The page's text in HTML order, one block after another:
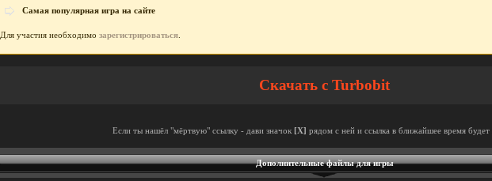
Самая популярная игра на сайте
Для участия необходимо зарегистрироваться
Скачать с Turbobit
Если ты нашёл "мёртвую" ссылку - дави значок [X] рядом с ней и ссылка в ближайшее время будет
Дополнительные файлы для игры